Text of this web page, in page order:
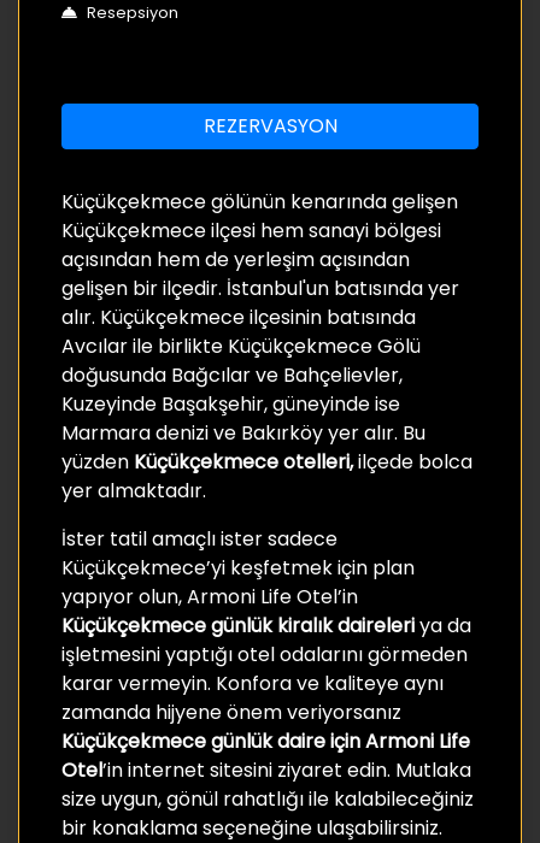
Resepsiyon
REZERVASYON
Küçükçekmece gölünün kenarında gelişen
Küçükçekmece ilçesi hem sanayi bölgesi
açısından hem de yerleşim açısından
gelişen bir ilçedir. İstanbul'un batısında yer
alır. Küçükçekmece ilçesinin batısında
Avcılar ile birlikte Küçükçekmece Gölü
doğusunda Bağcılar ve Bahçelievler,
Kuzeyinde Başakşehir, güneyinde ise
Marmara denizi ve Bakırköy yer alır. Bu
yüzden Küçükçekmece otelleri,ilçede bolca
yer almaktadır.
İster tatil amaçlı ister sadece
Küçükçekmece’yi keşfetmek için plan
yapıyor olun, Armoni Life Otel’in
Küçükçekmece günlük kiralık daireleriya da
işletmesini yaptığı otel odalarını görmeden
karar vermeyin. Konfora ve kaliteye aynı
zamanda hijyene önem veriyorsanız
Küçükçekmece günlük daire için Armoni Life
Otel’in internet sitesini ziyaret edin. Mutlaka
size uygun, gönül rahatlığı ile kalabileceğiniz
bir konaklama seçeneğine ulaşabilirsiniz.